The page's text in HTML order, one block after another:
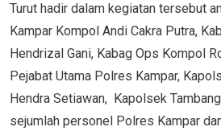
Turut hadir dalam kegiatan tersebut
Kampar Kompol Andi Cakra Putra,
Hendrizal Gani, Kabag Ops Kompol
Pejabat Utama Polres Kampar,
Hendra Setiawan, Kapolsek
sejumlah personel Polres Kampar